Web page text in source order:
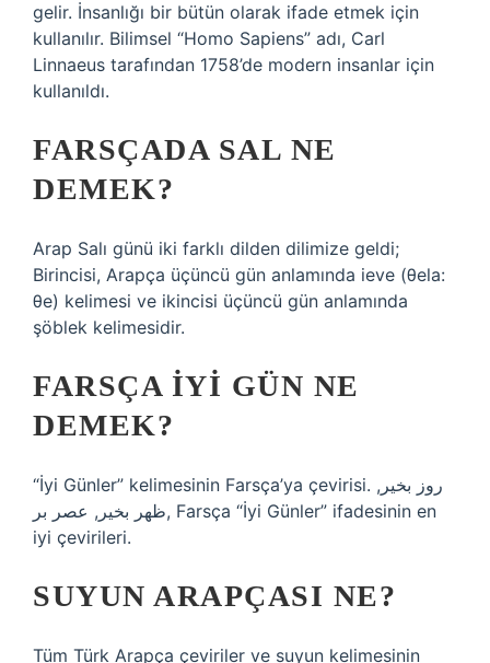
gelir. İnsanlığı bir bütün olarak ifade etmek için
kullanılır. Bilimsel “Homo Sapiens” adı, Carl
Linnaeus tarafından 1758’de modern insanlar için
kullanıldı.
FARSÇADA SAL NE
DEMEK?
Arap Salı günü iki farklı dilden dilimize geldi;
Birincisi, Arapça üçüncü gün anlamında ieve (θela:
θe) kelimesi ve ikincisi üçüncü gün anlamında
şöblek kelimesidir.
FARSÇA IYI GÜN NE
DEMEK?
“İyi Günler” kelimesinin Farsça’ya çevirisi. روز بخیر,
ظهر بخیر, عصر بر, Farsça “İyi Günler” ifadesinin en
iyi çevirileri.
SUYUN ARAPÇASI NE?
Tüm Türk Arapça çeviriler ve suyun kelimesinin